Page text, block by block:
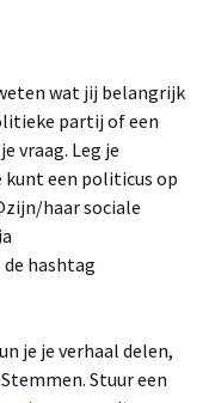
wat jij belangrijk
partij of een
vraag. Leg je
kunt een politicus op
haar sociale
hashtag
je je verhaal delen,
Stuur een